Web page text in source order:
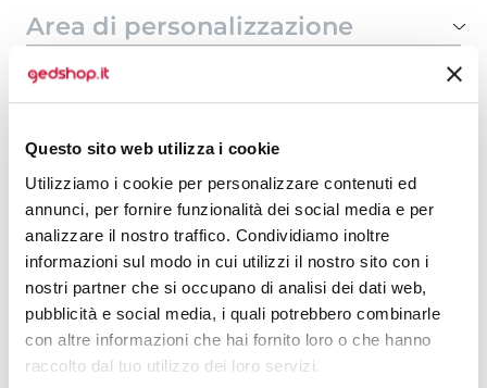
Questo sito web utilizza i cookie
Utilizziamo i cookie per personalizzare contenuti ed
annunci, per fornire funzionalità dei social media e per
analizzare il nostro traffico. Condividiamo inoltre
informazioni sul modo in cui utilizzi il nostro sito con i
nostri partner che si occupano di analisi dei dati web,
pubblicità e social media, i quali potrebbero combinarle
con altre informazioni che hai fornito loro o che hanno
raccolto dal tuo utilizzo dei loro servizi.
Area di personalizzazione
Domande e risposte
Prodotti alternativi